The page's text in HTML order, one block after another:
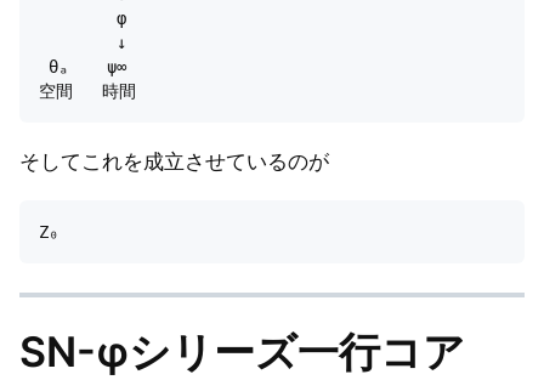
θₐ    ψ∞
そしてこれを成立させているのが
SN-φシリーズ一行コア